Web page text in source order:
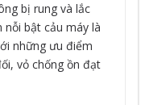
bị rung và lắc
bật cảu máy là
những ưu điểm
vỏ chống ồn đạt